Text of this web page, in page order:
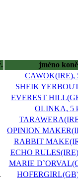
jméno koně
CAWOK(IRE),
SHEIK
EVEREST
OLINKA, 5
OPINION
RABBIT
ECHO
MARIE